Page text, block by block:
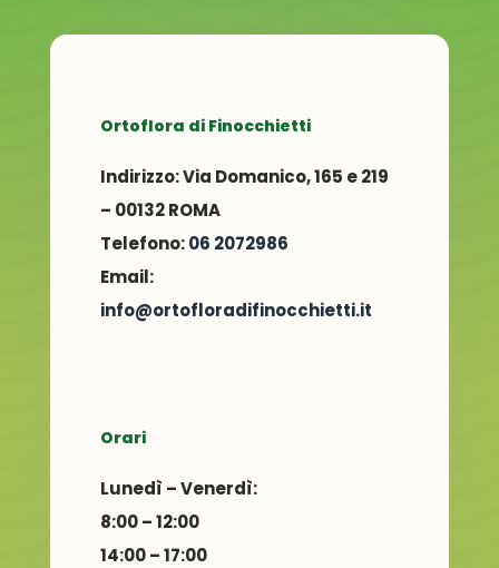
Ortoflora di Finocchietti
Indirizzo:Via Domanico, 165 e 219
– 00132 ROMA
Telefono: 06 2072986
Email:
info@ortofloradifinocchietti.it
Orari
Lunedì – Venerdì:
8:00 – 12:00
14:00 – 17:00